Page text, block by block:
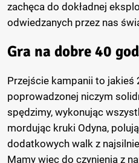
zachęca do dokładnej
odwiedzanych przez nas
Gra na dobre 40
Przejście kampanii to jakieś
poprowadzonej niczym
spędzimy, wykonując
mordując kruki Odyna,
dodatkowych walk z
Mamy więc do czynienia z